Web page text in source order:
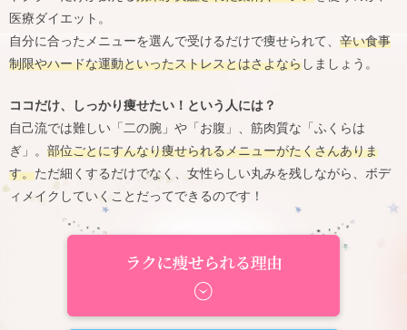
医療ダイエット。
自分に合ったメニューを選んで受けるだけで痩せられて、 辛い食事
制限やハードな運動といったストレスとはさよなら しましょう。
ココだけ、しっかり痩せたい！という人には？
自己流では難しい「二の腕」や「お腹」、筋肉質な「ふくらは
ぎ」。 部位ごとにすんなり痩せられるメニューがたくさんありま
す。ただ細くするだけでなく、女性らしい丸みを残しながら、ボデ
ィメイクしていくことだってできるのです！